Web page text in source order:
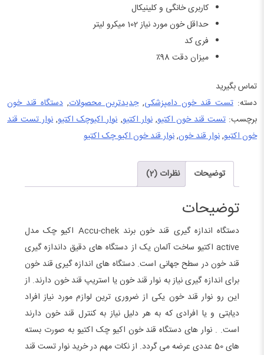
کاربری خانگی و کلینیکال
حداقل خون مورد نیاز 102 میکرو لیتر
فری کد
میزان دقت 98٪
تماس بگیرید
دسته: تست قند خون دامپزشکی,جدیدترین محصولات, دستگاه قند خون
برچسب:تست قند خون اکتیو,نوار اکتیو,نوار اکیوچک اکتیو,نوار تست قند
خون اکتیو,نوار قند خون,نوار قند خون اکیو چک اکتیو
توضیحات نظرات (2)
توضیحات
دستگاه اندازه گیری قند خون برند Accu-chek اکیو چک مدل
active اکتیو ساخت آلمان یک از دستگاه های دقیق داندازه گیری
قند خون در سطح جهانی است. دستگاه های اندازه گیری قند خون
برای اندازه گیری نیاز به نوار قند خون یا استریپ قند خون دارند. از
این رو نوار قند خون یکی از ضروری ترین لوازم مورد نیاز افراد
دیابتی و یا افرادی که به هر دلیل نیاز به کنترل قند خون دارند
است. . نوار های دستگاه قند خون اکیو چک اکتیو به صورت بسته
های 50 عددی عرضه می گردد. از نکات مهم در خرید نوار تست قند